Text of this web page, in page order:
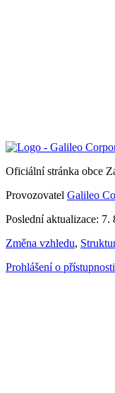
Oficiální stránka obce
Provozovatel Galileo
Poslední aktualizace: 7.
Změna vzhledu,
Prohlášení o přístupnosti